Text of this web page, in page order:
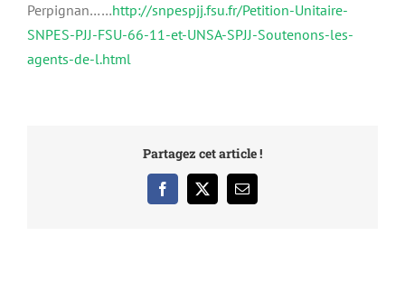
Perpignan……http://snpespjj.fsu.fr/Petition-Unitaire-
SNPES-PJJ-FSU-66-11-et-UNSA-SPJJ-Soutenons-les-
agents-de-l.html
Partagez cet article !
Facebook
X Email